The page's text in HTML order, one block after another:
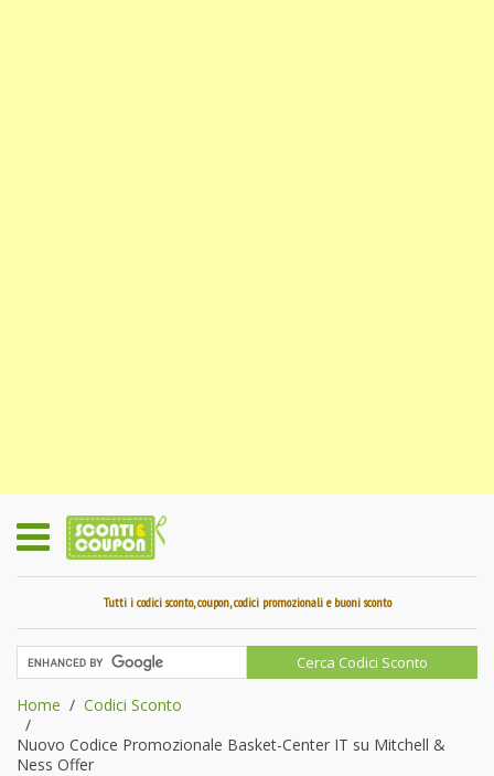
Tutti i codici sconto, coupon, codici promozionali e buoni sconto
Home
Codici Sconto
Nuovo Codice Promozionale Basket-Center IT su Mitchell &
Ness Offer